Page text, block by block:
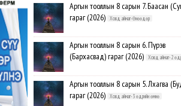
Аргын тооллын 8 сарын 7. Баасан
гараг (2026)
Ховд аймаг-Өнөөдөр
Аргын тооллын 8 сарын 6. Пүрэв
(Бархасвад) гараг (2026)
Ховд аймаг-2
Аргын тооллын 8 сарын 5. Лхагва
гараг (2026)
Ховд аймаг-3 өдрийн өмнө